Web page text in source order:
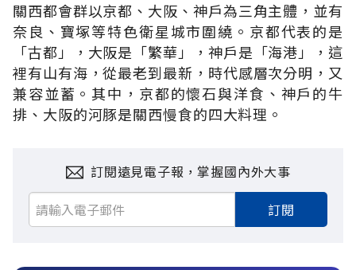
關西都會群以京都、大阪、神戶為三角主體，並有
奈良、寶塚等特色衛星城市圍繞。京都代表的是
「古都」，大阪是「繁華」，神戶是「海港」，這
裡有山有海，從最老到最新，時代感層次分明，又
兼容並蓄。其中，京都的懷石與洋食、神戶的牛
排、大阪的河豚是關西慢食的四大料理。
訂閱遠見電子報，掌握國內外大事
訂閱